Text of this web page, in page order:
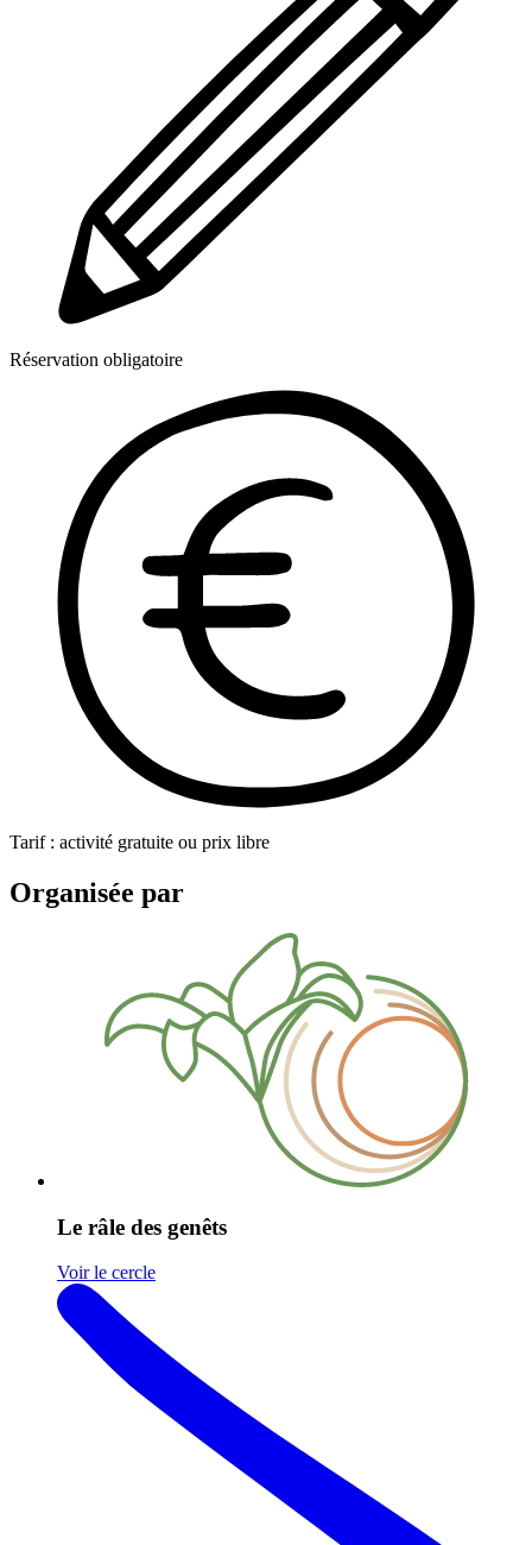
Réservation obligatoire
Tarif : activité gratuite ou prix libre
Organisée par
Le râle des genêts
Voir le cercle